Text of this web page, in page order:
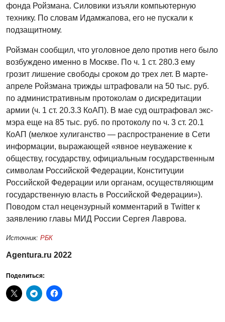
фонда Ройзмана. Силовики изъяли компьютерную
технику. По словам Идамжапова, его не пускали к
подзащитному.
Ройзман сообщил, что уголовное дело против него было
возбуждено именно в Москве. По ч. 1 ст. 280.3 ему
грозит лишение свободы сроком до трех лет. В марте-
апреле Ройзмана трижды штрафовали на 50 тыс. руб.
по административным протоколам о дискредитации
армии (ч. 1 ст. 20.3.3 КоАП). В мае суд оштрафовал экс-
мэра еще на 85 тыс. руб. по протоколу по ч. 3 ст. 20.1
КоАП (мелкое хулиганство — распространение в Сети
информации, выражающей «явное неуважение к
обществу, государству, официальным государственным
символам Российской Федерации, Конституции
Российской Федерации или органам, осуществляющим
государственную власть в Российской Федерации»).
Поводом стал нецензурный комментарий в Twitter к
заявлению главы МИД России Сергея Лаврова.
Источник: РБК
Agentura.ru 2022
Поделиться: